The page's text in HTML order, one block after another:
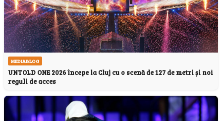
MEDIABLOG
UNTOLD ONE 2026 începe la Cluj cu o scenă de 127 de metri și noi
reguli de acces